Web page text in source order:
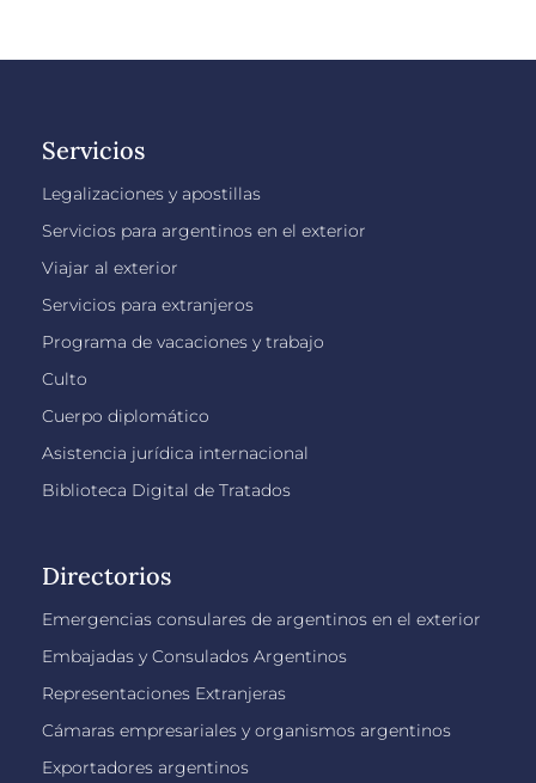
Servicios
Legalizaciones y apostillas
Servicios para argentinos en el exterior
Viajar al exterior
Servicios para extranjeros
Programa de vacaciones y trabajo
Culto
Cuerpo diplomático
Asistencia jurídica internacional
Biblioteca Digital de Tratados
Directorios
Emergencias consulares de argentinos en el exterior
Embajadas y Consulados Argentinos
Representaciones Extranjeras
Cámaras empresariales y organismos argentinos
Exportadores argentinos